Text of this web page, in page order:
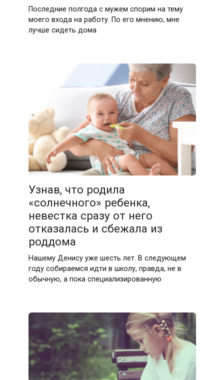
Последние полгода с мужем спорим на тему
моего входа на работу. По его мнению, мне
лучше сидеть дома
Узнав, что родила
«солнечного» ребенка,
невестка сразу от него
отказалась и сбежала из
роддома
Нашему Денису уже шесть лет. В следующем
году собираемся идти в школу, правда, не в
обычную, а пока специализированную